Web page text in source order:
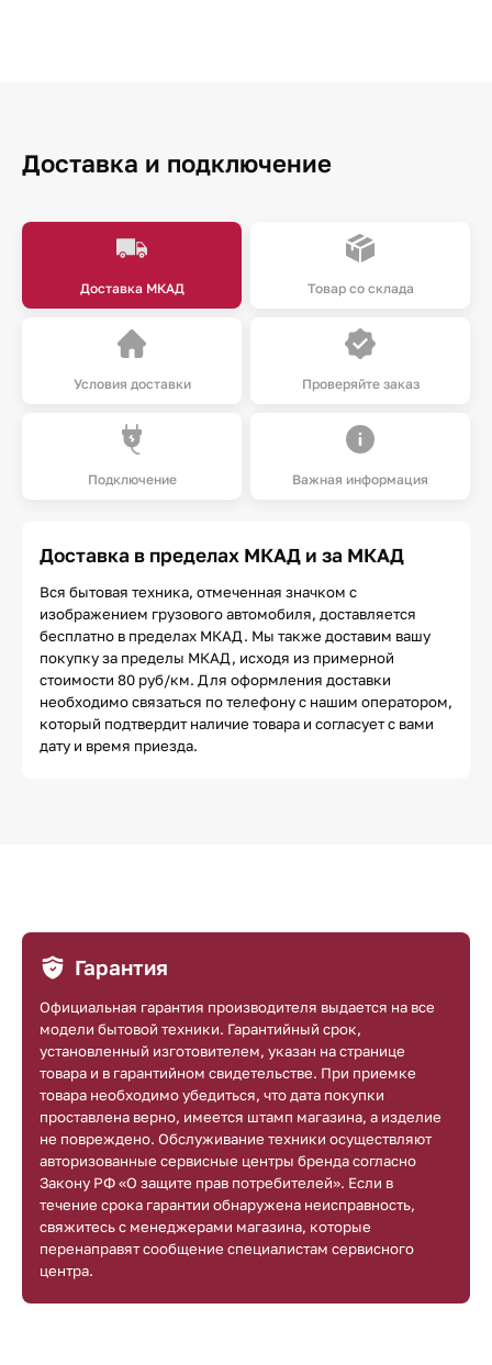
Доставка и подключение
Доставка МКАД Товар со склада
Условия доставки Проверяйте заказ
Подключение Важная информация
Доставка в пределах МКАД и за МКАД
Вся бытовая техника, отмеченная значком с
изображением грузового автомобиля, доставляется
бесплатно в пределах МКАД. Мы также доставим вашу
покупку за пределы МКАД, исходя из примерной
стоимости 80 руб/км. Для оформления доставки
необходимо связаться по телефону с нашим оператором,
который подтвердит наличие товара и согласует с вами
дату и время приезда.
Гарантия
Официальная гарантия производителя выдается на все
модели бытовой техники. Гарантийный срок,
установленный изготовителем, указан на странице
товара и в гарантийном свидетельстве. При приемке
товара необходимо убедиться, что дата покупки
проставлена верно, имеется штамп магазина, а изделие
не повреждено. Обслуживание техники осуществляют
авторизованные сервисные центры бренда согласно
Закону РФ «О защите прав потребителей». Если в
течение срока гарантии обнаружена неисправность,
свяжитесь с менеджерами магазина, которые
перенаправят сообщение специалистам сервисного
центра.